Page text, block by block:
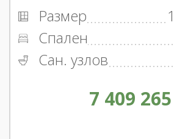
Размер
Спален
Сан. узлов
7 409 265